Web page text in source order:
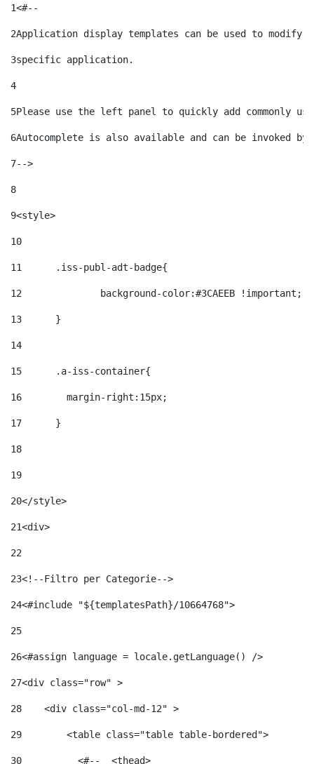
1<#--
2Application display templates can be used to
3specific application.
4
5Please use the left panel to quickly add commonly
6Autocomplete is also available and can be invoked
7-->
8
9<style>
10
11
	.iss-publ-adt-badge{
12
		background-color:#3CAEEB !important;
13
	}
14
15
	.a-iss-container{
16
	  margin-right:15px;
17
	}
18
19
20</style>
21<div>
22
23<!--Filtro per Categorie-->
24
25
26<#assign language = locale.getLanguage() />
27<div class="row" >
28
    <div class="col-md-12" >
29
        <table class="table table-bordered">
30
          <#--  <thead>